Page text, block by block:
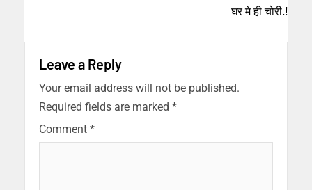
घर मे ही चोरी.!
Leave a Reply
Your email address will not be published.
Required fields are marked *
Comment *